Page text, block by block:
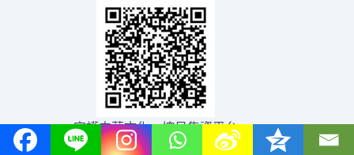
守護中華文化→挖貝集資平台
版權所有 © 2026 中讀網